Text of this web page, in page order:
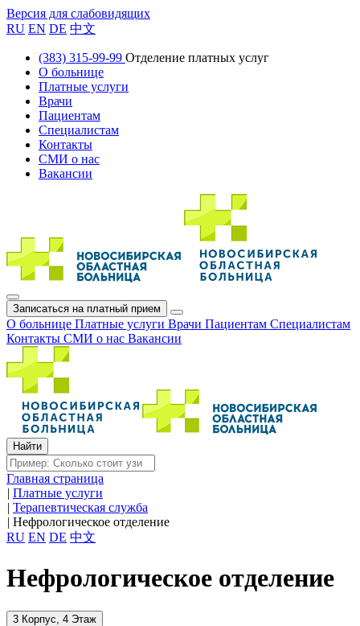
Версия для слабовидящих
RU EN DE 中文
(383) 315-99-99 Отделение платных услуг
О больнице
Платные услуги
Врачи
Пациентам
Специалистам
Контакты
СМИ о нас
Вакансии
Записаться на платный прием
О больнице Платные услуги Врачи Пациентам Специалистам
Контакты СМИ о нас Вакансии
Главная страница
| Платные услуги
| Терапевтическая служба
| Нефрологическое отделение
RU EN DE 中文
Нефрологическое отделение
3 Корпус, 4 Этаж